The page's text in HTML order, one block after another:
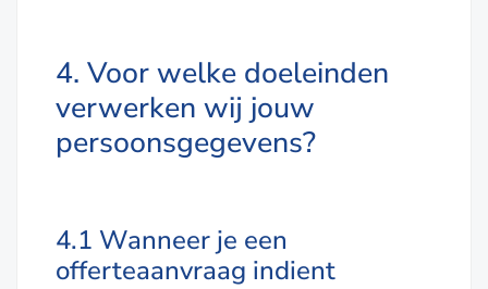
4. Voor welke doeleinden
verwerken wij jouw
persoonsgegevens?
4.1 Wanneer je een
offerteaanvraag indient